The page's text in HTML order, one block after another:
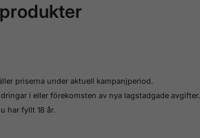
priserna under aktuell kampanjperiod.
i eller förekomsten av nya lagstadgade avgifter.
har fyllt 18 år.